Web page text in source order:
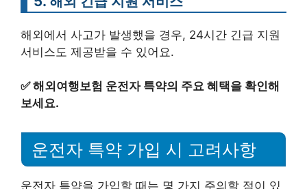
해외에서 사고가 발생했을 경우, 24시간 긴급 지원
서비스도 제공받을 수 있어요.
✅해외여행보험 운전자 특약의 주요 혜택을 확인해
보세요.
운전자 특약 가입 시 고려사항
운전자 특약을 가입할 때는 몇 가지 주의할 점이 있